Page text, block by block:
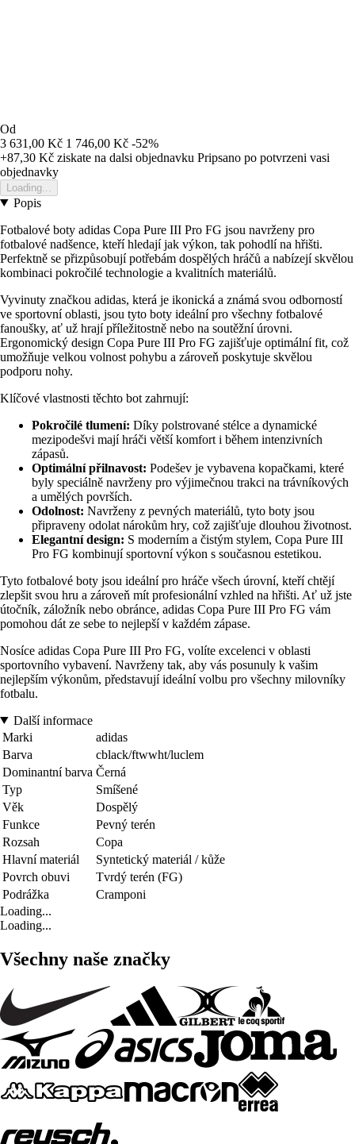
Od
3 631,00 Kč 1 746,00 Kč -52%
+87,30 Kč ziskate na dalsi objednavku Pripsano po potvrzeni vasi
objednavky
Loading...
Popis
Fotbalové boty adidas Copa Pure III Pro FG jsou navrženy pro
fotbalové nadšence, kteří hledají jak výkon, tak pohodlí na hřišti.
Perfektně se přizpůsobují potřebám dospělých hráčů a nabízejí skvělou
kombinaci pokročilé technologie a kvalitních materiálů.
Vyvinuty značkou adidas, která je ikonická a známá svou odborností
ve sportovní oblasti, jsou tyto boty ideální pro všechny fotbalové
fanoušky, ať už hrají příležitostně nebo na soutěžní úrovni.
Ergonomický design Copa Pure III Pro FG zajišťuje optimální fit, což
umožňuje velkou volnost pohybu a zároveň poskytuje skvělou
podporu nohy.
Klíčové vlastnosti těchto bot zahrnují:
Pokročilé tlumení: Díky polstrované stélce a dynamické
mezipodešvi mají hráči větší komfort i během intenzivních
zápasů.
Optimální přilnavost: Podešev je vybavena kopačkami, které
byly speciálně navrženy pro výjimečnou trakci na trávníkových
a umělých površích.
Odolnost: Navrženy z pevných materiálů, tyto boty jsou
připraveny odolat nárokům hry, což zajišťuje dlouhou životnost.
Elegantní design: S moderním a čistým stylem, Copa Pure III
Pro FG kombinují sportovní výkon s současnou estetikou.
Tyto fotbalové boty jsou ideální pro hráče všech úrovní, kteří chtějí
zlepšit svou hru a zároveň mít profesionální vzhled na hřišti. Ať už jste
útočník, záložník nebo obránce, adidas Copa Pure III Pro FG vám
pomohou dát ze sebe to nejlepší v každém zápase.
Nosíce adidas Copa Pure III Pro FG, volíte excelenci v oblasti
sportovního vybavení. Navrženy tak, aby vás posunuly k vašim
nejlepším výkonům, představují ideální volbu pro všechny milovníky
fotbalu.
Další informace
Marki
adidas
Barva
cblack/ftwwht/luclem
Dominantní barva Černá
Typ
Smíšené
Věk
Dospělý
Funkce
Pevný terén
Rozsah
Copa
Hlavní materiál
Syntetický materiál / kůže
Povrch obuvi
Tvrdý terén (FG)
Podrážka
Cramponi
Loading...
Loading...
Všechny naše značky